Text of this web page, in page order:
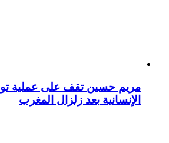
مريم حسين تقف على عملية
الإنسانية بعد زلزال المغرب